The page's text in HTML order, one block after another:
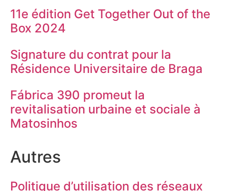
11e édition Get Together Out of the
Box 2024
Signature du contrat pour la
Résidence Universitaire de Braga
Fábrica 390 promeut la
revitalisation urbaine et sociale à
Matosinhos
Autres
Politique d’utilisation des réseaux